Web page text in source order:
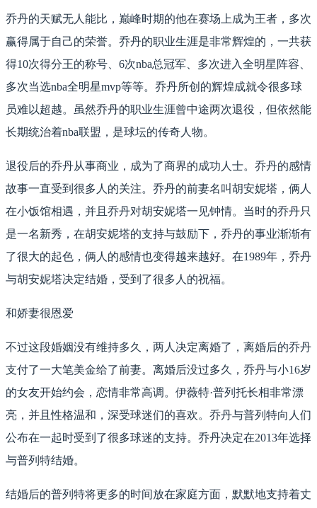
乔丹的天赋无人能比，巅峰时期的他在赛场上成为王者，多次
赢得属于自己的荣誉。乔丹的职业生涯是非常辉煌的，一共获
得10次得分王的称号、6次nba总冠军、多次进入全明星阵容、
多次当选nba全明星mvp等等。乔丹所创的辉煌成就令很多球
员难以超越。虽然乔丹的职业生涯曾中途两次退役，但依然能
长期统治着nba联盟，是球坛的传奇人物。
退役后的乔丹从事商业，成为了商界的成功人士。乔丹的感情
故事一直受到很多人的关注。乔丹的前妻名叫胡安妮塔，俩人
在小饭馆相遇，并且乔丹对胡安妮塔一见钟情。当时的乔丹只
是一名新秀，在胡安妮塔的支持与鼓励下，乔丹的事业渐渐有
了很大的起色，俩人的感情也变得越来越好。在1989年，乔丹
与胡安妮塔决定结婚，受到了很多人的祝福。
和娇妻很恩爱
不过这段婚姻没有维持多久，两人决定离婚了，离婚后的乔丹
支付了一大笔美金给了前妻。离婚后没过多久，乔丹与小16岁
的女友开始约会，恋情非常高调。伊薇特·普列托长相非常漂
亮，并且性格温和，深受球迷们的喜欢。乔丹与普列特向人们
公布在一起时受到了很多球迷的支持。乔丹决定在2013年选择
与普列特结婚。
结婚后的普列特将更多的时间放在家庭方面，默默地支持着丈